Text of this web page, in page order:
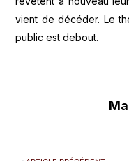
vient de décéder. Le
public est debout.